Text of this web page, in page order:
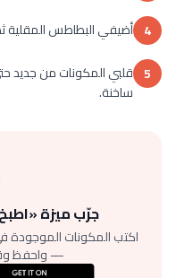
4 أضيفي البطاطس المقلية
5 قلبي المكونات من جديد
ساخنة.
جرّب ميزة
اكتب المكونات الموجودة
— واحفظ